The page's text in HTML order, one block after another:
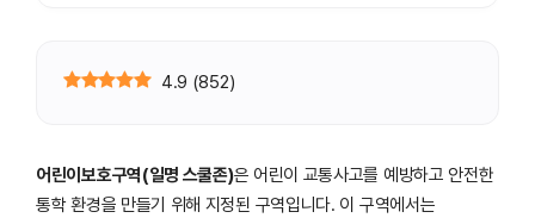
4.9 (852)
어린이보호구역(일명 스쿨존)은 어린이 교통사고를 예방하고 안전한
통학 환경을 만들기 위해 지정된 구역입니다. 이 구역에서는